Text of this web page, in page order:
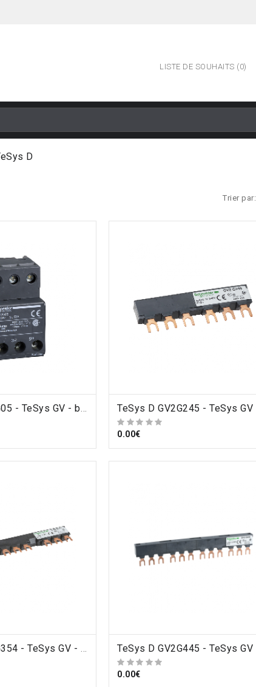
LISTE DE SOUHAITS (0)
D
Trier par:
TeSys D GV2G05 - TeSys GV - bornier - pour alimenter jeux de barres tripolaires GV2 , Schneider Electric ORDRE
0.00€
TeSys D GV2G354 - TeSys GV - jeu de barre tripolaire - 63A - 3 dérivations - pas 54 mm , Schneider Electric ORDRE
0.00€